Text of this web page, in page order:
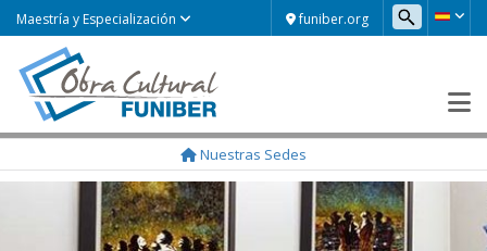
funiber.org
Maestría y Especialización
Nuestras Sedes